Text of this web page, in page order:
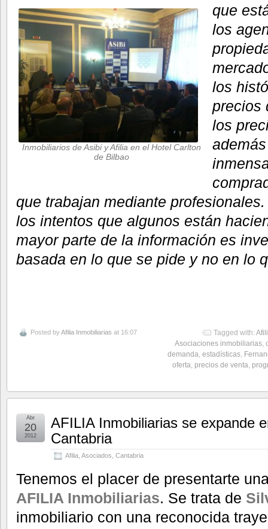
Inmobiliarios de Asibi y Afilia en el Hotel Carlton
de Bilbao
que
los
los
precios
los
que trabajan mediante
los intentos que algunos están
mayor parte de la información es
basada en lo que se pide y no en lo
Posted byAfilia Inmobiliarias at 16:07 Tagged with:
Asociaciones inmobiliarias
demanda estadísticas
oferta precios de venta
AFILIA Inmobiliarias se expande
Cantabria
Afilia Asociados Cantabria
Abr
20
2012
Tenemos el placer de presentarte
AFILIA Inmobiliarias. Se trata de
inmobiliario con una reconocida